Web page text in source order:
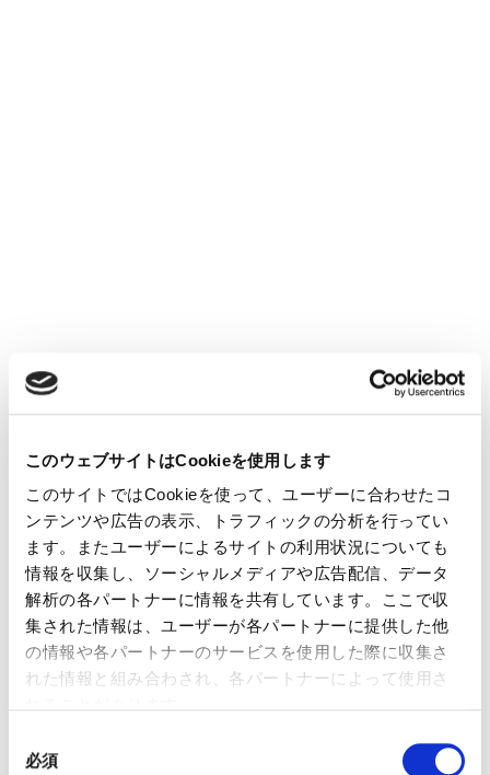
このウェブサイトはCookieを使用します
このサイトではCookieを使って、ユーザーに合わせたコ
ンテンツや広告の表示、トラフィックの分析を行ってい
ます。またユーザーによるサイトの利用状況についても
情報を収集し、ソーシャルメディアや広告配信、データ
解析の各パートナーに情報を共有しています。ここで収
集された情報は、ユーザーが各パートナーに提供した他
の情報や各パートナーのサービスを使用した際に収集さ
れた情報と組み合わされ、各パートナーによって使用さ
必須